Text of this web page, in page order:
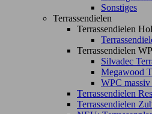
Sonstiges
Terrassendielen
Terrassendielen
Terrassendielen
Silvadec
Megawood
WPC massiv
Terrassendielen
Terrassendielen